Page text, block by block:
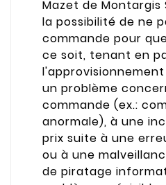
Mazet de Montargis
la possibilité de ne
commande pour
ce soit, tenant en
un problème
commande (ex.:
anormale), à une
prix suite à une
ou à une
de piratage